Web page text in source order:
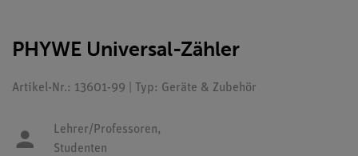
PHYWE Universal-Zähler
Artikel-Nr.: 13601-99 | Typ: Geräte & Zubehör
Lehrer/Professoren,
Studenten